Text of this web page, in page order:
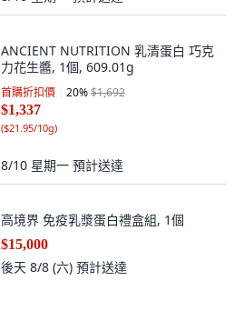
ANCIENT NUTRITION 乳清蛋白 巧克
力花生醬, 1個, 609.01g
首購折扣價 20%$1,692
$1,337
($21.95/10g)
8/10 星期一 預計送達
高境界 免疫乳漿蛋白禮盒組, 1個
$15,000
後天 8/8 (六) 預計送達